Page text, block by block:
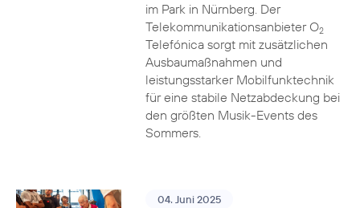
im Park in Nürnberg. Der
Telekommunikationsanbieter O2
Telefónica sorgt mit zusätzlichen
Ausbaumaßnahmen und
leistungsstarker Mobilfunktechnik
für eine stabile Netzabdeckung bei
den größten Musik-Events des
Sommers.
04. Juni 2025